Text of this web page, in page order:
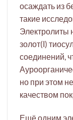
осаждать из
такие
Электролиты
золот(І)
соединений,
но при этом
качеством
Ещё одним